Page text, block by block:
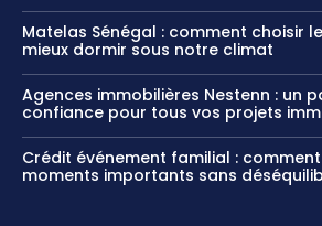
Matelas Sénégal : comment choisir
mieux dormir sous notre climat
Agences immobilières Nestenn : un
confiance pour tous vos projets
Crédit événement familial :
moments importants sans